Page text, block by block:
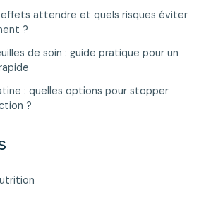
effets attendre et quels risques éviter
?
de soin : guide pratique pour un
: quelles options pour stopper
?